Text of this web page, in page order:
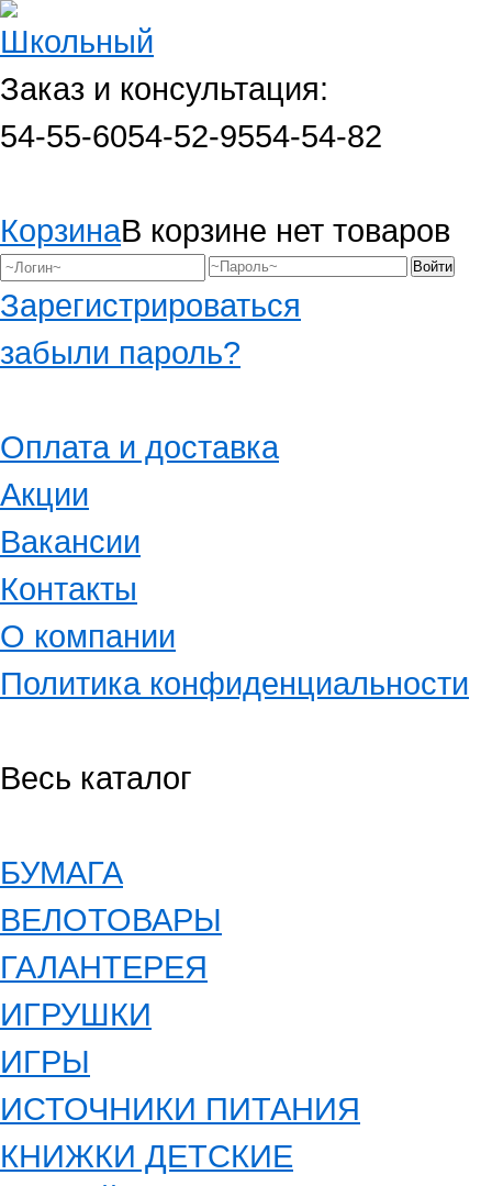
Заказ и консультация:
54-55-6054-52-9554-54-82
КорзинаВ корзине нет товаров
Зарегистрироваться
забыли пароль?
Оплата и доставка
Акции
Вакансии
Контакты
О компании
Политика конфиденциальности
Весь каталог
БУМАГА
ВЕЛОТОВАРЫ
ГАЛАНТЕРЕЯ
ИГРУШКИ
ИГРЫ
ИСТОЧНИКИ ПИТАНИЯ
КНИЖКИ ДЕТСКИЕ